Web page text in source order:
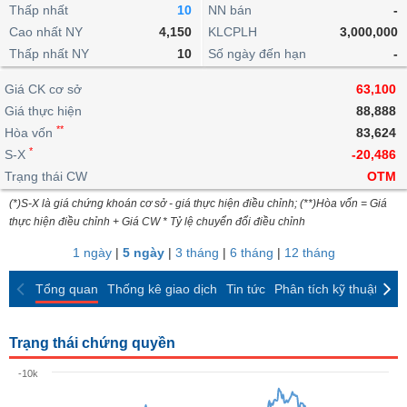
lỗ
dịch
nội
Niên
giám
Tài
liệu
cổ
Định
giá
ngoài
doanh
Top
cổ
phiếu
ngành
giao
dịch
dịch
Chứng
quyền
quan
Thống
giao
dịch
Thống
giao
dịch
Tin
tức
Phân
tích
kỹ
thuật
trực
tuyến
Bộ
lọc
cổ
So
sánh
Báo
cáo
Vĩ
mô
lai
Chứng
quyền
Trái
phiếu
IR
Awards
tạo
Dịch
vụ
Thấp nhất
10
Cao nhất NY
4,150
Thấp nhất NY
10
NN bán
-
KLCPLH
3,000,000
Số ngày đến hạn
-
Giá CK cơ sở
63,100
Giá thực hiện
88,888
Hòa vốn **
83,624
S-X *
-20,486
Trạng thái CW
OTM
(*)S-X là giá chứng khoán cơ sở - giá thực hiện điều chỉnh; (**)Hòa vốn = Giá
thực hiện điều chỉnh + Giá CW * Tỷ lệ chuyển đổi điều chỉnh
1 ngày| 5 ngày| 3 tháng | 6 tháng | 12 tháng
Tổng quan Thống kê giao dịch Tin tức Phân tích kỹ thuật
Trạng thái chứng quyền
-10k
BẤT
ĐỘNG
SẢN
TÀI
CHÍNH
HÀNG
KINH